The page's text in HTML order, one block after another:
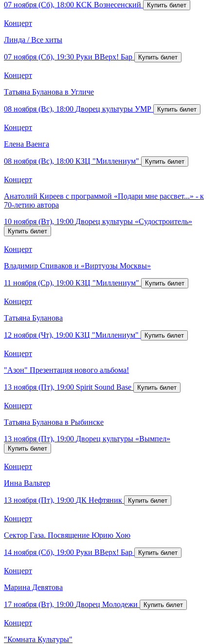
07 ноября (Сб), 18:00 КСК Вознесенский
Концерт
Линда / Все хиты
07 ноября (Сб), 19:30 Руки ВВерх! Бар
Концерт
Татьяна Буланова в Угличе
08 ноября (Вс), 18:00 Дворец культуры УМР
Концерт
Елена Ваенга
08 ноября (Вс), 18:00 КЗЦ "Миллениум"
Концерт
Анатолий Киреев с программой «Подари мне рассвет...» - к
70-летию автора
10 ноября (Вт), 19:00 Дворец культуры «Судостроитель»
Концерт
Владимир Спиваков и «Виртуозы Москвы»
11 ноября (Ср), 19:00 КЗЦ "Миллениум"
Концерт
Татьяна Буланова
12 ноября (Чт), 19:00 КЗЦ "Миллениум"
Концерт
"Азон" Презентация нового альбома!
13 ноября (Пт), 19:00 Spirit Sound Base
Концерт
Татьяна Буланова в Рыбинске
13 ноября (Пт), 19:00 Дворец культуры «Вымпел»
Концерт
Инна Вальтер
13 ноября (Пт), 19:00 ДК Нефтяник
Концерт
Сектор Газа. Посвящение Юрию Хою
14 ноября (Сб), 19:00 Руки ВВерх! Бар
Концерт
Марина Девятова
17 ноября (Вт), 19:00 Дворец Молодежи
Концерт
"Комната Культуры"